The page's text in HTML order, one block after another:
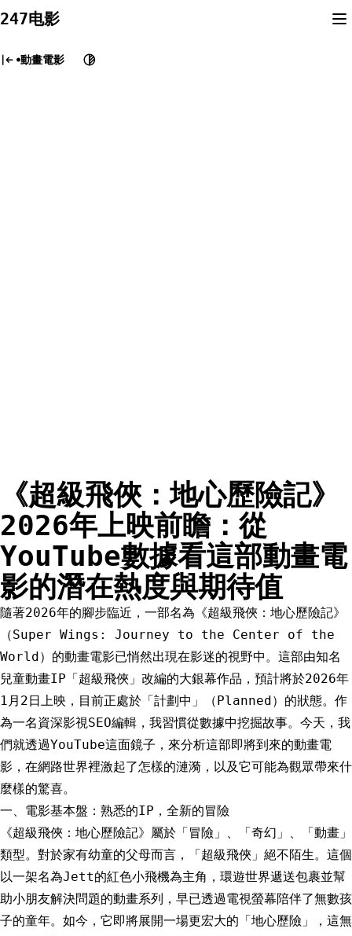
to
247电影
動畫電影
《超級飛俠：地心歷險記》
2026年上映前瞻：從
YouTube數據看這部動畫電
影的潛在熱度與期待值
隨著2026年的腳步臨近，一部名為《超級飛俠：地心歷險記》
（Super Wings: Journey to the Center of the
World）的動畫電影已悄然出現在影迷的視野中。這部由知名
兒童動畫IP「超級飛俠」改編的大銀幕作品，預計將於2026年
1月2日上映，目前正處於「計劃中」（Planned）的狀態。作
為一名資深影視SEO編輯，我習慣從數據中挖掘故事。今天，我
們就透過YouTube這面鏡子，來分析這部即將到來的動畫電
影，在網路世界裡激起了怎樣的漣漪，以及它可能為觀眾帶來什
麼樣的驚喜。
一、電影基本盤：熟悉的IP，全新的冒險
《超級飛俠：地心歷險記》屬於「冒險」、「奇幻」、「動畫」
類型。對於家有幼童的父母而言，「超級飛俠」絕不陌生。這個
以一架名為Jett的紅色小飛機為主角，環遊世界遞送包裹並幫
助小朋友解決問題的動畫系列，早已透過電視螢幕陪伴了無數孩
子的童年。如今，它即將展開一場更宏大的「地心歷險」，這無